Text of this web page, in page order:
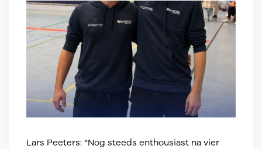
Lars Peeters: “Nog steeds enthousiast na vier